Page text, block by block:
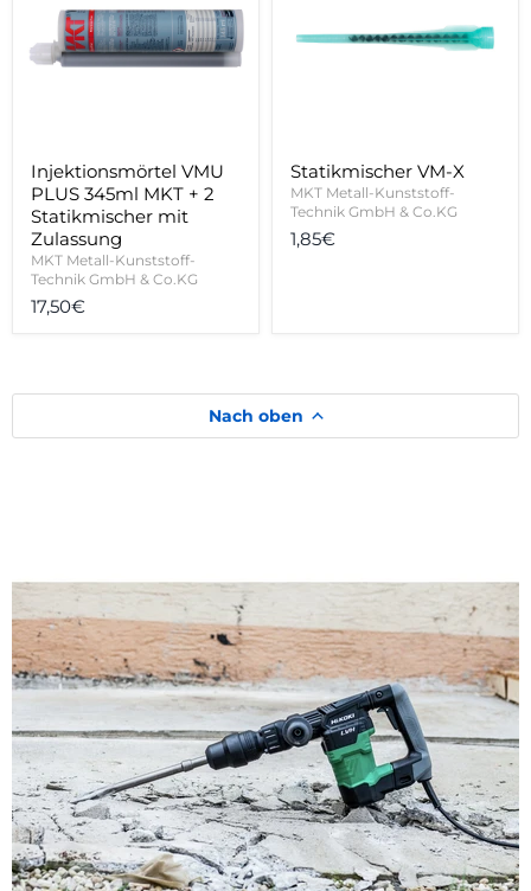
MKT
2
Statikmischer
Injektionsmörtel VMU
PLUS 345ml MKT + 2
Statikmischer mit
Zulassung
MKT Metall-Kunststoff-
Technik GmbH & Co.KG
17,50€
Statikmischer VM-X
MKT Metall-Kunststoff-
Technik GmbH & Co.KG
1,85€
Nach oben